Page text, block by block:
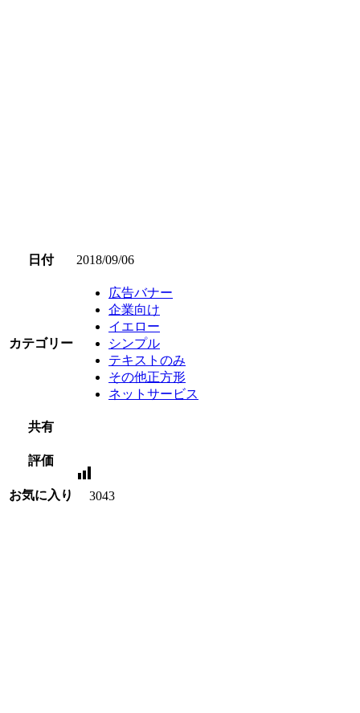
日付 2018/09/06
カテゴリー
広告バナー
企業向け
イエロー
シンプル
テキストのみ
その他正方形
ネットサービス
共有
評価
お気に入り 3043